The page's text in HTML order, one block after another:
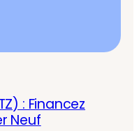
: Financez
Neuf